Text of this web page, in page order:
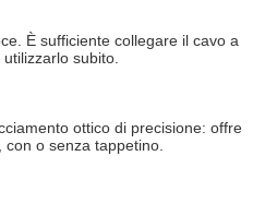
È sufficiente collegare il cavo a
subito.
ottico di precisione: offre
o senza tappetino.